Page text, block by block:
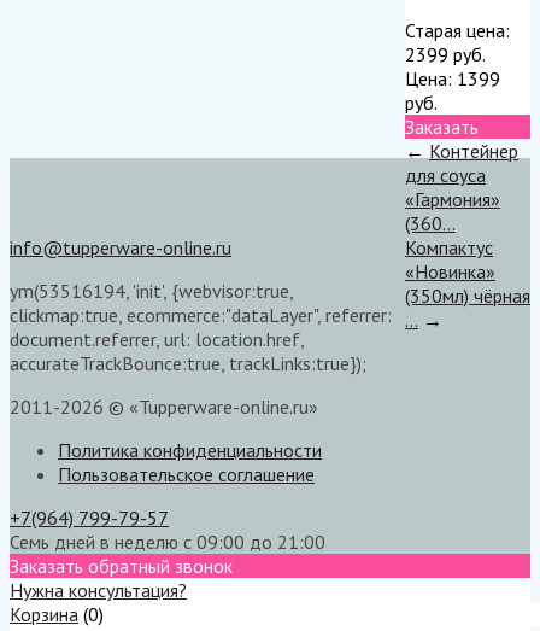
Старая цена:
2399 руб.
Цена: 1399
руб.
Заказать
← Контейнер
для соуса
«Гармония»
(360...
Компактус
«Новинка»
(350мл) чёрная
... →
info@tupperware-online.ru
ym(53516194, 'init', {webvisor:true,
clickmap:true, ecommerce:"dataLayer", referrer:
document.referrer, url: location.href,
accurateTrackBounce:true, trackLinks:true});
2011-2026 © «Tupperware-online.ru»
Политика конфиденциальности
Пользовательское соглашение
+7(964) 799-79-57
Семь дней в неделю с 09:00 до 21:00
Заказать обратный звонок
Нужна консультация?
Корзина (0)